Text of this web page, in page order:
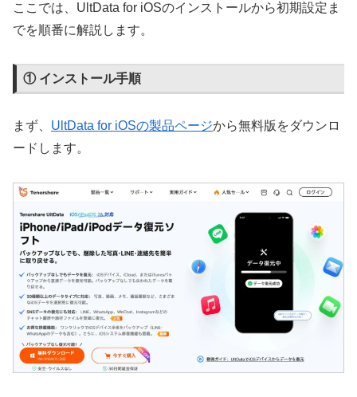
ここでは、UltData for iOSのインストールから初期設定ま
でを順番に解説します。
① インストール手順
まず、 UltData for iOSの製品ページから無料版をダウンロ
ードします。